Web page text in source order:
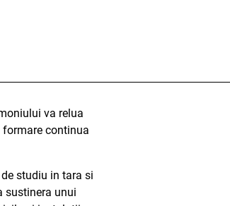
va relua
formare continua
studiu in tara si
sustinera unui